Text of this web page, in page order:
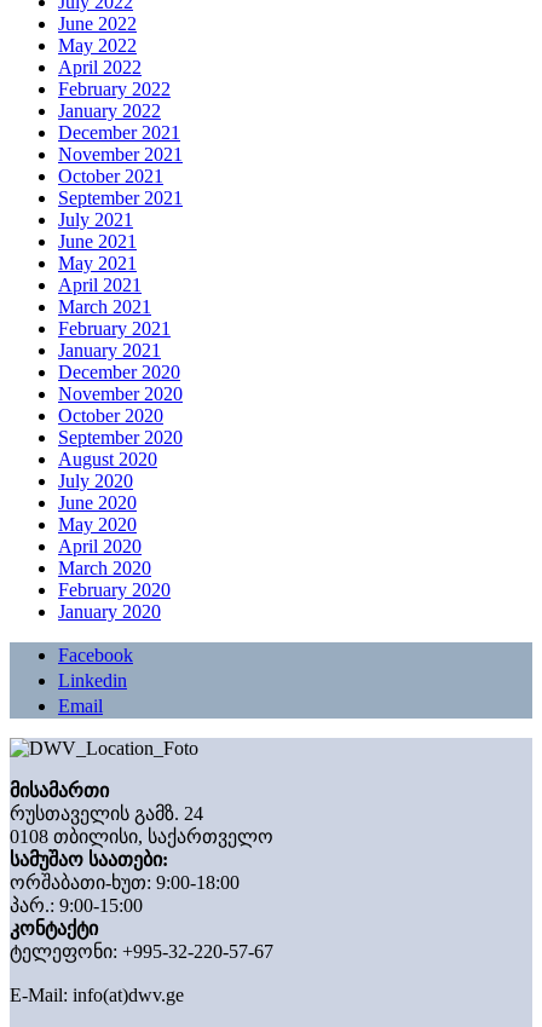
June 2022
May 2022
April 2022
February 2022
January 2022
December 2021
November 2021
October 2021
September 2021
July 2021
June 2021
May 2021
April 2021
March 2021
February 2021
January 2021
December 2020
November 2020
October 2020
September 2020
August 2020
July 2020
June 2020
May 2020
April 2020
March 2020
February 2020
January 2020
Facebook
Linkedin
Email
მისამართი
რუსთაველის გამზ. 24
0108 თბილისი, საქართველო
სამუშაო საათები:
ორშაბათი-ხუთ: 9:00-18:00
პარ.: 9:00-15:00
კონტაქტი
ტელეფონი: +995-32-220-57-67
E-Mail: info(at)dwv.ge